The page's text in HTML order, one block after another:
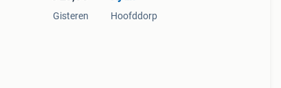
Gisteren Hoofddorp